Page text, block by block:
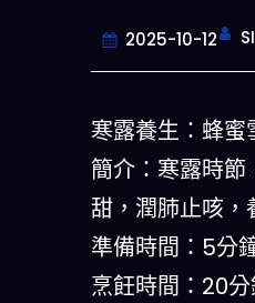
2025-10-12
寒露養生：蜂蜜
簡介：寒露時
甜，潤肺止咳，
準備時間：5分
烹飪時間：20